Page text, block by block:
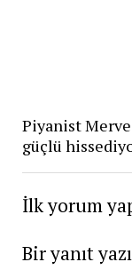
Piyanist
güçlü
İlk yorum
Bir yanıt